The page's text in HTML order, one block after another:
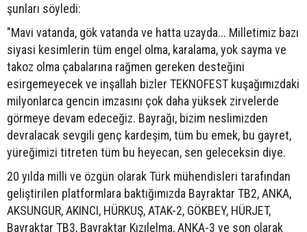
şunları söyledi:
"Mavi vatanda, gök vatanda ve hatta uzayda... Milletimiz bazı
siyasi kesimlerin tüm engel olma, karalama, yok sayma ve
takoz olma çabalarına rağmen gereken desteğini
esirgemeyecek ve inşallah bizler TEKNOFEST kuşağımızdaki
milyonlarca gencin imzasını çok daha yüksek zirvelerde
görmeye devam edeceğiz. Bayrağı, bizim neslimizden
devralacak sevgili genç kardeşim, tüm bu emek, bu gayret,
yüreğimizi titreten tüm bu heyecan, sen geleceksin diye.
20 yılda milli ve özgün olarak Türk mühendisleri tarafından
geliştirilen platformlara baktığımızda Bayraktar TB2, ANKA,
AKSUNGUR, AKINCI, HÜRKUŞ, ATAK-2, GÖKBEY, HÜRJET,
Bayraktar TB3, Bayraktar Kızılelma, ANKA-3 ve son olarak